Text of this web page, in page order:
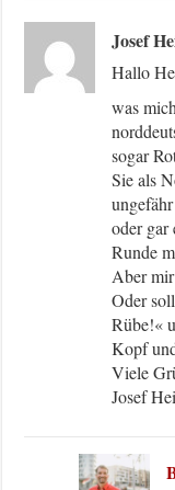
Josef
Hallo
was
sogar
Sie als
oder gar
Runde
Aber
Oder
Rübe!«
Kopf
Viele
Josef